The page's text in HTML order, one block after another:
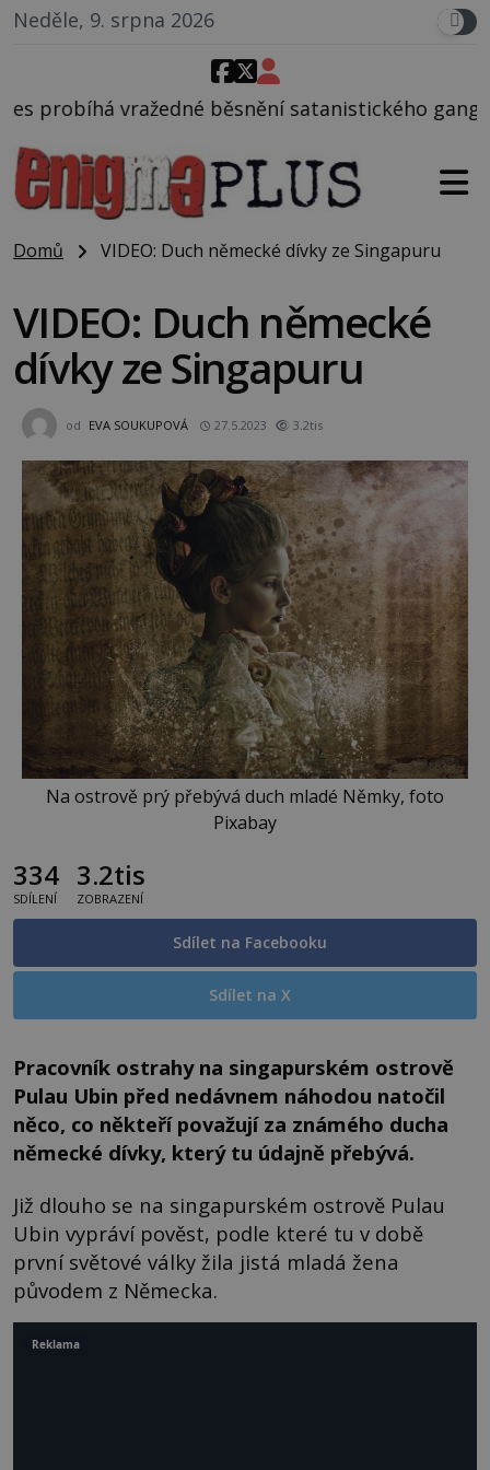
Neděle, 9. srpna 2026
satanistického gangu vedeného Charlesem
Domů VIDEO: Duch německé dívky ze Singapuru
VIDEO: Duch německé
dívky ze Singapuru
od EVA SOUKUPOVÁ 27.5.2023 3.2tis
Na ostrově prý přebývá duch mladé Němky, foto
Pixabay
334
SDÍLENÍ
3.2tis
ZOBRAZENÍ
Sdílet na Facebooku
Sdílet na X
Pracovník ostrahy na singapurském ostrově
Pulau Ubin před nedávnem náhodou natočil
něco, co někteří považují za známého ducha
německé dívky, který tu údajně přebývá.
Již dlouho se na singapurském ostrově Pulau
Ubin vypráví pověst, podle které tu v době
první světové války žila jistá mladá žena
původem z Německa.
Reklama